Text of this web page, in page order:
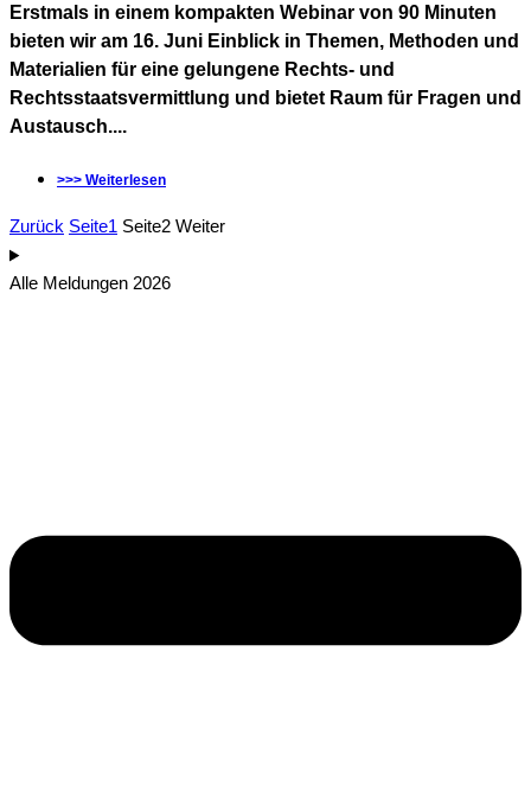
Erstmals in einem kompakten Webinar von 90 Minuten
bieten wir am 16. Juni Einblick in Themen, Methoden und
Materialien für eine gelungene Rechts- und
Rechtsstaatsvermittlung und bietet Raum für Fragen und
Austausch....
>>> Weiterlesen
Zurück Seite1 Seite2 Weiter
Alle Meldungen 2026